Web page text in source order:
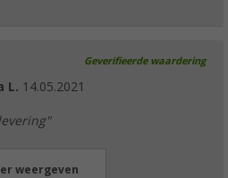
Geverifieerde waardering
L. 14.05.2021
weergeven